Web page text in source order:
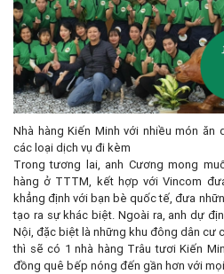
Nhà hàng Kiến Minh với nhiều món
các loại dịch vụ đi kèm
Trong tương lai, anh Cương mong
hàng ở TTTM, kết hợp với Vincom
khẳng định với bạn bè quốc tế, đưa
tạo ra sự khác biệt. Ngoài ra, anh dự
Nội, đặc biệt là những khu đông dân cư
thì sẽ có 1 nhà hàng Trâu tươi Kiến
đồng quê bếp nóng đến gần hơn với